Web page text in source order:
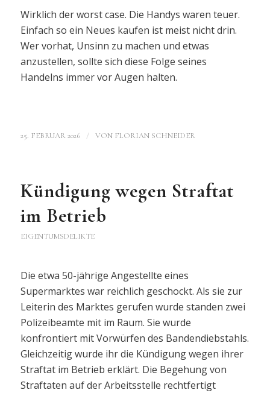
Wirklich der worst case. Die Handys waren teuer.
Einfach so ein Neues kaufen ist meist nicht drin.
Wer vorhat, Unsinn zu machen und etwas
anzustellen, sollte sich diese Folge seines
Handelns immer vor Augen halten.
25. FEBRUAR 2026 / VON FLORIAN SCHNEIDER
Kündigung wegen Straftat
im Betrieb
EIGENTUMSDELIKTE
Die etwa 50-jährige Angestellte eines
Supermarktes war reichlich geschockt. Als sie zur
Leiterin des Marktes gerufen wurde standen zwei
Polizeibeamte mit im Raum. Sie wurde
konfrontiert mit Vorwürfen des Bandendiebstahls.
Gleichzeitig wurde ihr die Kündigung wegen ihrer
Straftat im Betrieb erklärt. Die Begehung von
Straftaten auf der Arbeitsstelle rechtfertigt